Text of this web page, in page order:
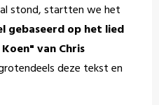
stond, startten we het
gebaseerd op het lied
van Chris
deze tekst en